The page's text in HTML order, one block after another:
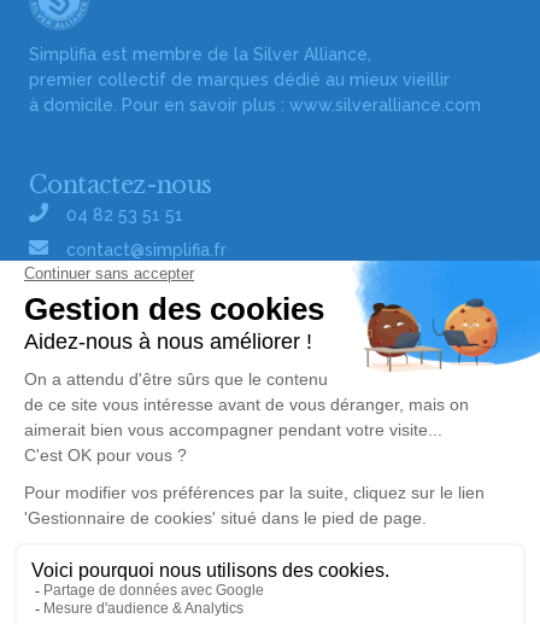
Simplifia est membre de la Silver Alliance,
premier collectif de marques dédié au mieux vieillir
à domicile. Pour en savoir plus : www.silveralliance.com
Contactez-nous
04 82 53 51 51
contact@simplifia.fr
Réseaux sociaux
Liens utiles
Publier un avis de décès
Signaler un abus/une erreur
Consultez nos offres d'emploi
Politique de traitement des données